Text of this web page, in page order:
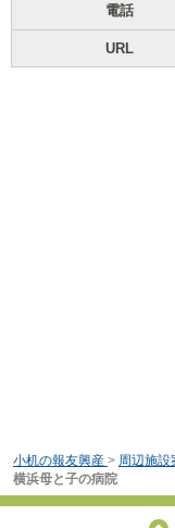
電話
URL
小机の報友興産 > 周辺施設
横浜母と子の病院